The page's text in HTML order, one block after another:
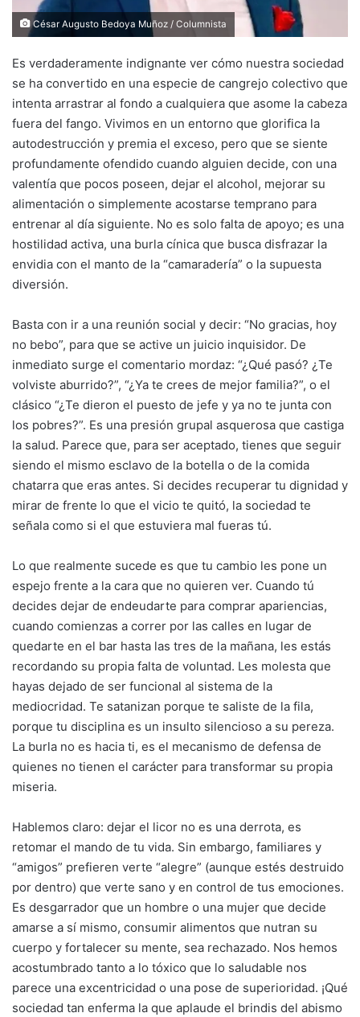
César Augusto Bedoya Muñoz / Columnista
Es verdaderamente indignante ver cómo nuestra sociedad
se ha convertido en una especie de cangrejo colectivo que
intenta arrastrar al fondo a cualquiera que asome la cabeza
fuera del fango. Vivimos en un entorno que glorifica la
autodestrucción y premia el exceso, pero que se siente
profundamente ofendido cuando alguien decide, con una
valentía que pocos poseen, dejar el alcohol, mejorar su
alimentación o simplemente acostarse temprano para
entrenar al día siguiente. No es solo falta de apoyo; es una
hostilidad activa, una burla cínica que busca disfrazar la
envidia con el manto de la “camaradería” o la supuesta
diversión.
Basta con ir a una reunión social y decir: “No gracias, hoy
no bebo”, para que se active un juicio inquisidor. De
inmediato surge el comentario mordaz: “¿Qué pasó? ¿Te
volviste aburrido?”, “¿Ya te crees de mejor familia?”, o el
clásico “¿Te dieron el puesto de jefe y ya no te junta con
los pobres?”. Es una presión grupal asquerosa que castiga
la salud. Parece que, para ser aceptado, tienes que seguir
siendo el mismo esclavo de la botella o de la comida
chatarra que eras antes. Si decides recuperar tu dignidad y
mirar de frente lo que el vicio te quitó, la sociedad te
señala como si el que estuviera mal fueras tú.
Lo que realmente sucede es que tu cambio les pone un
espejo frente a la cara que no quieren ver. Cuando tú
decides dejar de endeudarte para comprar apariencias,
cuando comienzas a correr por las calles en lugar de
quedarte en el bar hasta las tres de la mañana, les estás
recordando su propia falta de voluntad. Les molesta que
hayas dejado de ser funcional al sistema de la
mediocridad. Te satanizan porque te saliste de la fila,
porque tu disciplina es un insulto silencioso a su pereza.
La burla no es hacia ti, es el mecanismo de defensa de
quienes no tienen el carácter para transformar su propia
miseria.
Hablemos claro: dejar el licor no es una derrota, es
retomar el mando de tu vida. Sin embargo, familiares y
“amigos” prefieren verte “alegre” (aunque estés destruido
por dentro) que verte sano y en control de tus emociones.
Es desgarrador que un hombre o una mujer que decide
amarse a sí mismo, consumir alimentos que nutran su
cuerpo y fortalecer su mente, sea rechazado. Nos hemos
acostumbrado tanto a lo tóxico que lo saludable nos
parece una excentricidad o una pose de superioridad. ¡Qué
sociedad tan enferma la que aplaude el brindis del abismo